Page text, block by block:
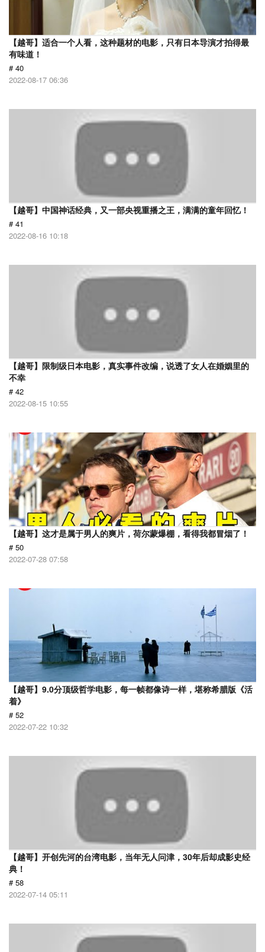
【越哥】适合一个人看，这种题材的电影，只有日本导演才拍得最
有味道！
# 40
2022-08-17 06:36
【越哥】中国神话经典，又一部央视重播之王，满满的童年回忆！
# 41
2022-08-16 10:18
【越哥】限制级日本电影，真实事件改编，说透了女人在婚姻里的
不幸
# 42
2022-08-15 10:55
【越哥】这才是属于男人的爽片，荷尔蒙爆棚，看得我都冒烟了！
# 50
2022-07-28 07:58
【越哥】9.0分顶级哲学电影，每一帧都像诗一样，堪称希腊版《活
着》
# 52
2022-07-22 10:32
【越哥】开创先河的台湾电影，当年无人问津，30年后却成影史经
典！
# 58
2022-07-14 05:11